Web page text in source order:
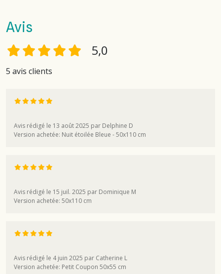
Avis
5,0
5 avis clients
Avis rédigé le 13 août 2025 par Delphine D
Version achetée: Nuit étoilée Bleue - 50x110 cm
Avis rédigé le 15 juil. 2025 par Dominique M
Version achetée: 50x110 cm
Avis rédigé le 4 juin 2025 par Catherine L
Version achetée: Petit Coupon 50x55 cm